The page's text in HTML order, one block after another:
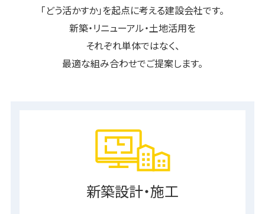
「どう活かすか」を起点に考える建設会社です。
新築・リニューアル・土地活用を
それぞれ単体ではなく、
最適な組み合わせでご提案します。
新築設計・施工